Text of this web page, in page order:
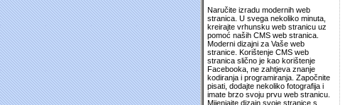
Naručite izradu modernih web
stranica. U svega nekoliko minuta,
kreirajte vrhunsku web stranicu uz
pomoć naših CMS web stranica.
Moderni dizajni za Vaše web
stranice. Korištenje CMS web
stranica slično je kao korištenje
Facebooka, ne zahtjeva znanje
kodiranja i programiranja. Započnite
pisati, dodajte nekoliko fotografija i
imate brzo svoju prvu web stranicu.
Mijenjajte dizajn svoje stranice s